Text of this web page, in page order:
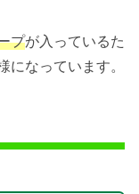
プが入っているた
なっています。